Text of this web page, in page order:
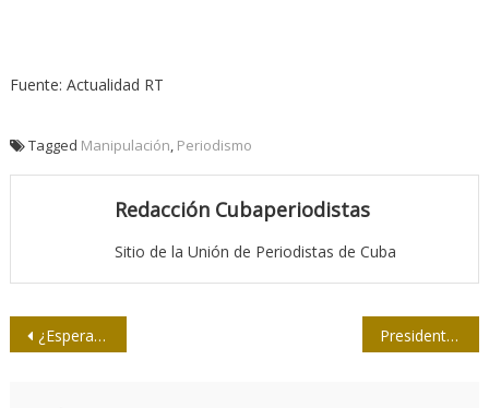
Fuente: Actualidad RT
Tagged Manipulación, Periodismo
Redacción Cubaperiodistas
Sitio de la Unión de Periodistas de Cuba
Navegación
¿Esperada jubilación? Presidente ruso ofrece conferencia de prensa récord